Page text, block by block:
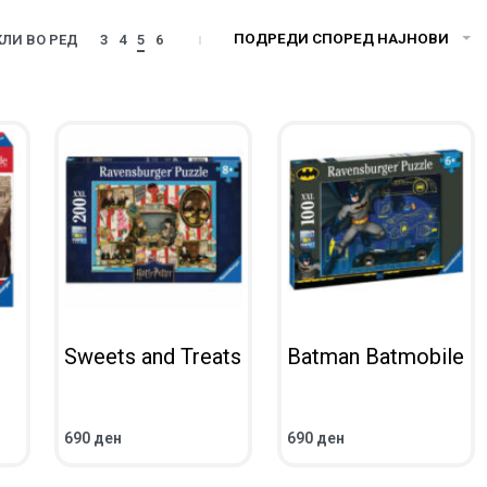
ВО РЕД 3 4 5 6 ПОДРЕДИ СПОРЕД НАЈНОВИ
Sweets and Treats
690 ден
ВО КОШНИЧКА
Batman Batmobile
690 ден
ВО КОШНИЧКА